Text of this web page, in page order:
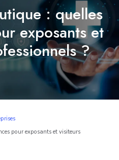
: quelles
exposants et
?
pour exposants et visiteurs